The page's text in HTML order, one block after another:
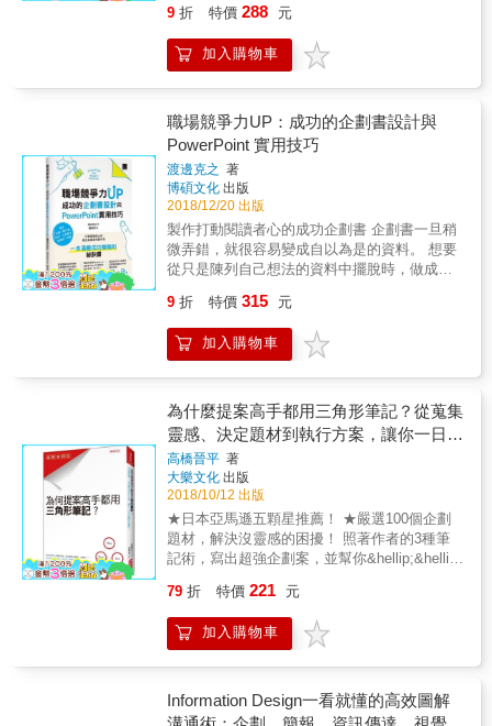
眼就能明白主題內容與提案方向，讓對方能夠
體與版面設計，也與聽眾是否能夠清楚接收到
提案訊息密切相關。 無論身處哪個行業，撰寫
企劃書的能力，都會成為你最有力的武器！ 本
書特色 ◎以實際的企劃書範例做為經驗談，詳
細統整出最實用的100條法則 ◎用最淺顯易懂
的方式舉例說明，任何人都能夠看得懂的企劃
入門書 ◎由淺入深階段式學習，循序漸進提升
自身能力，輕鬆閱讀毫無負擔 &
畫書」擬定＆實施技巧毫無保留大公開。 「經
營計畫」會改變一切！ 就任社長時公司只有7
億日圓的營業額，現在則高達66億日圓！ 曾經
&hellip;&hellip;社長小山昇引進「經營企劃書」
後，持續赤字的破爛公司，轉變為兩度榮獲
「日本經營品質獎」的優良企業。 「經營企劃
書」究竟是什麼？ *「經營計畫書」
&hellip;&hellip;將方針、數字、行程整理成一本
記事本。當員工迷惘著「不知道該怎麼行動」
時，「經營計畫書」就成了指標。 & *經營企劃
書要寫在1本手帳中 & *要做好「5年內營收成長
2倍」的長期計畫 & *「經營企劃書」是招收優
秀新人最好的武器 ‧另外收錄新創事業提升利益
9 折 特價 288 元
加入購物車
職場競爭力UP：成功的企劃書設計與
PowerPoint 實用技巧
渡邊克之 著
博碩文化 出版
2018/12/20 出版
製作打動閱讀者心的成功企劃書 企劃書一旦稍
微弄錯，就很容易變成自以為是的資料。 想要
從只是陳列自己想法的資料中擺脫時，做成閱
鳴的「愉快」氛圍也變得重要起來。 企劃書製
作是混合了「確實地彙整自己的想法」和「美
觀地表現在版面」的兩種作業，因此需要具備
的。 而本書乃是透過企劃書的範例去熟練製作
方法的精髓。在版面中以「○□」或
「Before&rarr;After」形式來解說產生應用效果
的要點。 另外，也刊載了在企劃書製作中有用
的排版範本和封面設計。同時，也提供了範例
贏得信賴的企劃書簡報，舉凡內容篩選、文字
應用、圖表製作、配色排版等各方面，皆有相
關的指導和建議，期望能成為各位在職場上的
一大助力！ 本書特色 ◎99個學習單元貫穿全
紹企劃書製作時的設計要點 ◎聚焦於傳達給閱
讀者的技巧，降低閱讀的負擔 ◎藉由關鍵字索
引，讓你可以迅速找到對應單元 ◎附錄的排版
9 折 特價 315 元
加入購物車
為什麼提案高手都用三角形筆記？從蒐集
靈感、決定題材到執行方案，讓你一日完
成暢銷企劃案！
高橋晉平 著
大樂文化 出版
2018/10/12 出版
★日本亞馬遜五顆星推薦！ ★嚴選100個企劃
題材，解決沒靈感的困擾！ 照著作者的3種筆
記術，寫出超強企劃案，並幫你&hellip;&hellip;
公司要我提出企劃案，但我想不出什麼好點子
&hellip;&hellip; ‧怎樣才能做出充滿創意、令人
眼睛一亮的商品？ ‧明明創意來源相似，為何別
335萬個、榮獲日本玩具大賞的「無限氣泡捏捏
樂」系列產品。他強調企劃是賦予價值、滿足
79 折 特價 221 元
加入購物車
Information Design一看就懂的高效圖解